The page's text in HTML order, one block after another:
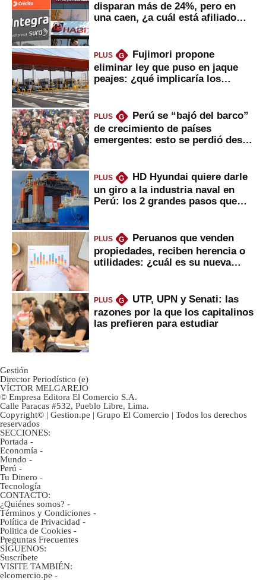
disparan más de 24%, pero en
una caen, ¿a cuál está afiliado
PLUS G
Fujimori propone
eliminar ley que puso en jaque
peajes: ¿qué implicaría los
PLUS G
Perú se “bajó del barco”
de crecimiento de países
emergentes: esto se perdió desde
PLUS G
HD Hyundai quiere darle
un giro a la industria naval en
Perú: los 2 grandes pasos que
PLUS G
Peruanos que venden
propiedades, reciben herencia o
utilidades: ¿cuál es su nueva
PLUS G
UTP, UPN y Senati: las
razones por la que los capitalinos
las prefieren para estudiar
Gestión
Director Periodístico (e)
VÍCTOR MELGAREJO
© Empresa Editora El Comercio S.A.
Calle Paracas #532, Pueblo Libre, Lima.
Copyright© | Gestion.pe | Grupo El Comercio | Todos los derechos
reservados
SECCIONES:
Portada -
Economía -
Mundo -
Perú -
Tu Dinero -
Tecnología
CONTACTO:
¿Quiénes somos? -
Términos y Condiciones -
Política de Privacidad -
Politica de Cookies -
Preguntas Frecuentes
SÍGUENOS:
Suscríbete
VISITE TAMBIÉN:
elcomercio.pe -